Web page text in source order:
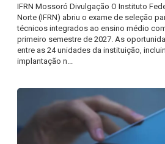
IFRN Mossoró Divulgação O Instituto
Norte (IFRN) abriu o exame de seleção
técnicos integrados ao ensino médio
primeiro semestre de 2027. As
entre as 24 unidades da instituição,
implantação n...